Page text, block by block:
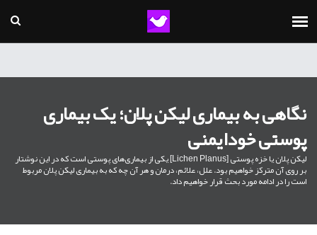
نگاهی به بیماری لیکن پلان؛ یک بیماری
پوستی خودایمنی
لیکن پلان یا خزه پوستی [Lichen Planus] یکی از بیماری‌های پوستی است که در این نوشتار
بر روی آن مترکز خواهیم بود. علل، علائم، درمان و هر آن چه که به بیماری لیکن پلان مربوط
است را در ادامه مورد بحث قرار خواهیم داد.